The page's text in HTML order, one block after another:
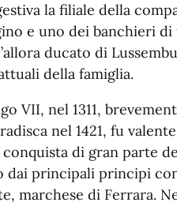
la filiale della
e uno dei banchieri
ducato di
della famiglia.
VII, nel 1311,
nel 1421, fu
di gran parte
dai principali principi
marchese di Ferrara.